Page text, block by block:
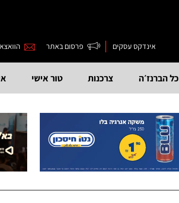
אינדקס עסקים פרסום באתר
כל הברנז׳ה צרכנות טור אישי